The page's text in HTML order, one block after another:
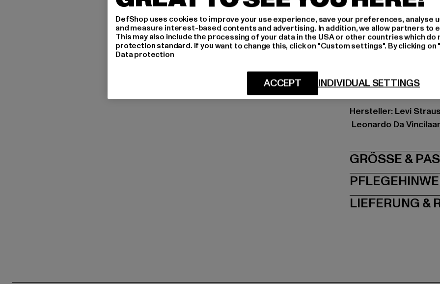
Schnitt: Locker
Marke: Levis
Kat.: Sweat & Fleece
Farbe: weiß
Art.Nr: 18487-00220
Hersteller: Levi
Leonardo Da
GRÖSSE
LIEFERUNG &
DefShop uses cookies to improve your use experience, save your preferences, analyse
and measure interest-based contents and advertising. In addition, we allow partners to
This may also include the processing of your data in the USA or other countries which do
protection standard. If you want to change this, click on "Custom settings". By clicking
Data protection
INDIVIDUAL SETTINGS
ACCEPT